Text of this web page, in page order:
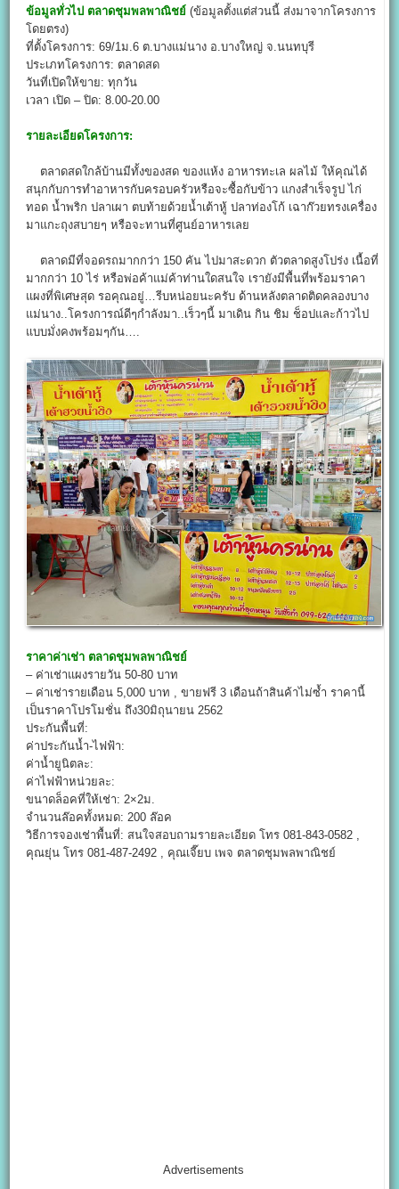
ข้อมูลทั่วไป ตลาดชุมพลพาณิชย์ (ข้อมูลตั้งแต่ส่วนนี้ ส่งมาจากโครงการ
โดยตรง)
ที่ตั้งโครงการ: 69/1ม.6 ต.บางแม่นาง อ.บางใหญ่ จ.นนทบุรี
ประเภทโครงการ: ตลาดสด
วันที่เปิดให้ขาย: ทุกวัน
เวลา เปิด – ปิด: 8.00-20.00
รายละเอียดโครงการ:
ตลาดสดใกล้บ้านมีทั้งของสด ของแห้ง อาหารทะเล ผลไม้ ให้คุณได้
สนุกกับการทำอาหารกับครอบครัวหรือจะซื้อกับข้าว แกงสำเร็จรูป ไก่
ทอด น้ำพริก ปลาเผา ตบท้ายด้วยน้ำเต้าหู้ ปลาท่องโก้ เฉาก๊วยทรงเครื่อง
มาแกะถุงสบายๆ หรือจะทานที่ศูนย์อาหารเลย
ตลาดมีที่จอดรถมากกว่า 150 คัน ไปมาสะดวก ตัวตลาดสูงโปร่ง เนื้อที่
มากกว่า 10 ไร่ หรือพ่อค้าแม่ค้าท่านใดสนใจ เรายังมีพื้นที่พร้อมราคา
แผงที่พิเศษสุด รอคุณอยู่…รีบหน่อยนะครับ ด้านหลังตลาดติดคลองบาง
แม่นาง..โครงการณ์ดีๆกำลังมา..เร็วๆนี้ มาเดิน กิน ชิม ช็อปและก้าวไป
แบบมั่งคงพร้อมๆกัน….
ราคาค่าเช่า ตลาดชุมพลพาณิชย์
– ค่าเช่าแผงรายวัน 50-80 บาท
– ค่าเช่ารายเดือน 5,000 บาท , ขายฟรี 3 เดือนถ้าสินค้าไม่ซ้ำ ราคานี้
เป็นราคาโปรโมชั่น ถึง30มิถุนายน 2562
ประกันพื้นที่:
ค่าประกันน้ำ-ไฟฟ้า:
ค่าน้ำยูนิตละ:
ค่าไฟฟ้าหน่วยละ:
ขนาดล็อคที่ให้เช่า: 2×2ม.
จำนวนล๊อคทั้งหมด: 200 ล๊อค
วิธีการจองเช่าพื้นที่: สนใจสอบถามรายละเอียด โทร 081-843-0582 ,
คุณยุ่น โทร 081-487-2492 , คุณเจี๊ยบ เพจ ตลาดชุมพลพาณิชย์
Advertisements